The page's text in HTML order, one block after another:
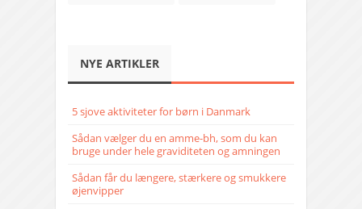
NYE ARTIKLER
5 sjove aktiviteter for børn i Danmark
Sådan vælger du en amme-bh, som du kan
bruge under hele graviditeten og amningen
Sådan får du længere, stærkere og smukkere
øjenvipper